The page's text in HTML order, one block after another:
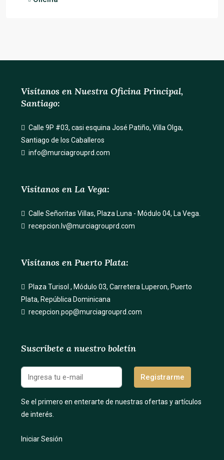
Visítanos en Nuestra Oficina Principal,
Santiago:
Calle 9P #03, casi esquina José Patiño, Villa Olga,
Santiago de los Caballeros
info@murciagrouprd.com
Visítanos en La Vega:
Calle Señoritas Villas, Plaza Luna - Módulo 04, La Vega.
recepcion.lv@murciagrouprd.com
Visítanos en Puerto Plata:
Plaza Turisol , Módulo 03, Carretera Luperon, Puerto
Plata, República Dominicana
recepcion.pop@murciagrouprd.com
Suscríbete a nuestro boletín
Registrarme
Se el primero en enterarte de nuestras ofertas y artículos
de interés.
Iniciar Sesión